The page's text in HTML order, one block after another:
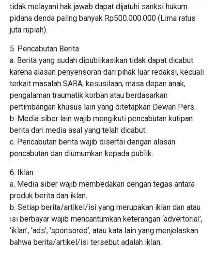
tidak melayani hak jawab dapat dijatuhi sanksi hukum
pidana denda paling banyak Rp500.000.000 (Lima ratus
juta rupiah).
5. Pencabutan Berita
a. Berita yang sudah dipublikasikan tidak dapat dicabut
karena alasan penyensoran dari pihak luar redaksi, kecuali
terkait masalah SARA, kesusilaan, masa depan anak,
pengalaman traumatik korban atau berdasarkan
pertimbangan khusus lain yang ditetapkan Dewan Pers.
b. Media siber lain wajib mengikuti pencabutan kutipan
berita dari media asal yang telah dicabut.
c. Pencabutan berita wajib disertai dengan alasan
pencabutan dan diumumkan kepada publik.
6. Iklan
a. Media siber wajib membedakan dengan tegas antara
produk berita dan iklan.
b. Setiap berita/artikel/isi yang merupakan iklan dan atau
isi berbayar wajib mencantumkan keterangan ‘advertorial’,
‘iklan’, ‘ads’, ‘sponsored’, atau kata lain yang menjelaskan
bahwa berita/artikel/isi tersebut adalah iklan.